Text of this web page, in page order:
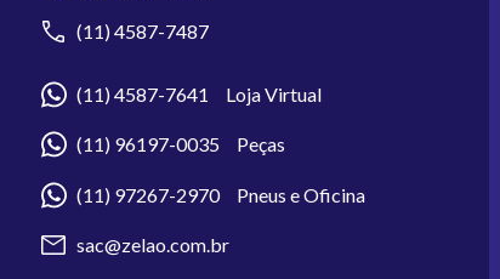
(11) 4587-7487
(11) 4587-7641 Loja Virtual
(11) 96197-0035 Peças
(11) 97267-2970 Pneus e Oficina
sac@zelao.com.br